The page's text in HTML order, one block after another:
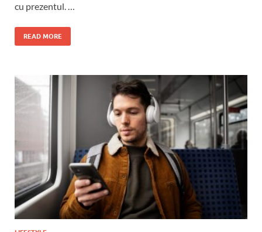
cu prezentul. …
READ MORE